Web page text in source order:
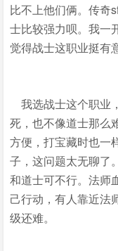
比不上他们俩。传奇
士比较强力呗。我一
觉得战士这职业挺有
我选战士这个职业
死，也不像道士那么
方便，打宝藏时也一
子，这问题太无聊了
和道士可不行。法师
己行动，有人靠近法
级还难。